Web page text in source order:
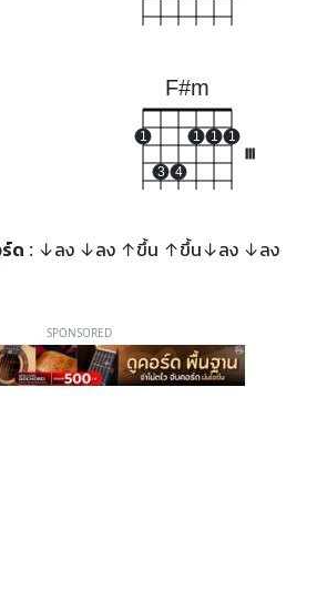
F#m
1
3 4
1 1 1
ด : ↓ลง ↓ลง ↑ขึ้น ↑ขึ้น↓ลง ↓ลง
SPONSORED